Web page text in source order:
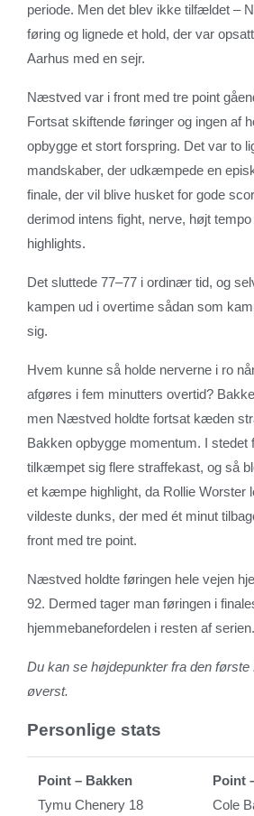
periode. Men det blev ikke tilfældet –
føring og lignede et hold, der var
Aarhus med en sejr.
Næstved var i front med tre point
Fortsat skiftende føringer og ingen af
opbygge et stort forspring. Det var to
mandskaber, der udkæmpede en
finale, der vil blive husket for gode
derimod intens fight, nerve, højt
highlights.
Det sluttede 77–77 i ordinær tid, og
kampen ud i overtime sådan som
sig.
Hvem kunne så holde nerverne i ro
afgøres i fem minutters overtid?
men Næstved holdte fortsat kæden
Bakken opbygge momentum. I
tilkæmpet sig flere straffekast, og så
et kæmpe highlight, da Rollie Worster
vildeste dunks, der med ét minut
front med tre point.
Næstved holdte føringen hele vejen
92. Dermed tager man føringen i
hjemmebanefordelen i resten af serien.
Du kan se højdepunkter fra den første
øverst.
Personlige stats
Point – Bakken
Tymu Chenery 18
Point
Cole